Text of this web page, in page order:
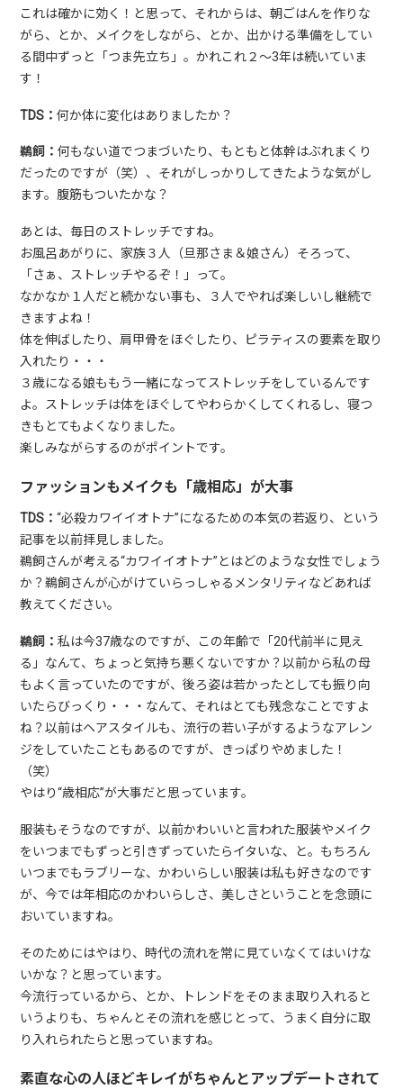
これは確かに効く！と思って、それからは、朝ごはんを作りな
がら、とか、メイクをしながら、とか、出かける準備をしてい
る間中ずっと「つま先立ち」。かれこれ２～3年は続いていま
す！
TDS：何か体に変化はありましたか？
鵜飼：何もない道でつまづいたり、もともと体幹はぶれまくり
だったのですが（笑）、それがしっかりしてきたような気がし
ます。腹筋もついたかな？
あとは、毎日のストレッチですね。
お風呂あがりに、家族３人（旦那さま＆娘さん）そろって、
「さぁ、ストレッチやるぞ！」って。
なかなか１人だと続かない事も、３人でやれば楽しいし継続で
きますよね！
体を伸ばしたり、肩甲骨をほぐしたり、ピラティスの要素を取り
入れたり・・・
３歳になる娘ももう一緒になってストレッチをしているんです
よ。ストレッチは体をほぐしてやわらかくしてくれるし、寝つ
きもとてもよくなりました。
楽しみながらするのがポイントです。
ファッションもメイクも「歳相応」が大事
TDS：“必殺カワイイオトナ”になるための本気の若返り、という
記事を以前拝見しました。
鵜飼さんが考える“カワイイオトナ”とはどのような女性でしょう
か？鵜飼さんが心がけていらっしゃるメンタリティなどあれば
教えてください。
鵜飼：私は今37歳なのですが、この年齢で「20代前半に見え
る」なんて、ちょっと気持ち悪くないですか？以前から私の母
もよく言っていたのですが、後ろ姿は若かったとしても振り向
いたらびっくり・・・なんて、それはとても残念なことですよ
ね？以前はヘアスタイルも、流行の若い子がするようなアレン
ジをしていたこともあるのですが、きっぱりやめました！
（笑）
やはり“歳相応”が大事だと思っています。
服装もそうなのですが、以前かわいいと言われた服装やメイク
をいつまでもずっと引きずっていたらイタいな、と。もちろん
いつまでもラブリーな、かわいらしい服装は私も好きなのです
が、今では年相応のかわいらしさ、美しさということを念頭に
おいていますね。
そのためにはやはり、時代の流れを常に見ていなくてはいけな
いかな？と思っています。
今流行っているから、とか、トレンドをそのまま取り入れると
いうよりも、ちゃんとその流れを感じとって、うまく自分に取
り入れられたらと思っていますね。
素直な心の人ほどキレイがちゃんとアップデートされて